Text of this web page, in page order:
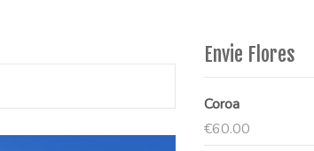
Envie Flores
Coroa
€60.00